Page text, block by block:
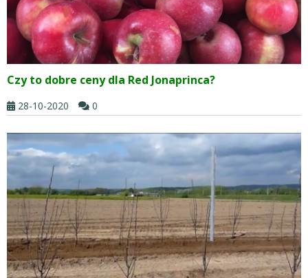
Czy to dobre ceny dla Red Jonaprinca?
28-10-2020 0